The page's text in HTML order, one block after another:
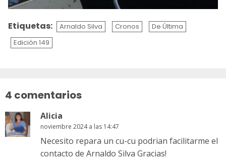
Etiquetas: Arnaldo Silva Cronos
De Última
Edición 149
4 comentarios
Alicia
noviembre 2024 a las 14:47
Necesito repara un cu-cu podrian facilitarme el
contacto de Arnaldo Silva Gracias!